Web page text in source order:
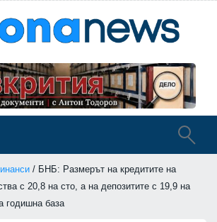
/ БНБ: Размерът на кредитите на
с 20,8 на сто, а на депозитите с 19,9 на
годишна база